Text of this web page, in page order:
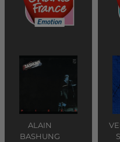
ALAIN
BASHUNG